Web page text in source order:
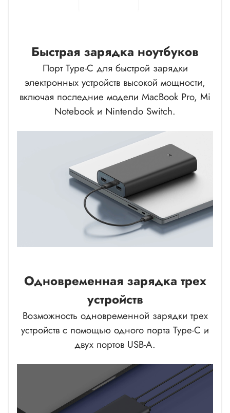
Быстрая зарядка ноутбуков
Порт Type-C для быстрой зарядки
электронных устройств высокой мощности,
включая последние модели MacBook Pro, Mi
Notebook и Nintendo Switch.
Одновременная зарядка трех
устройств
Возможность одновременной зарядки трех
устройств с помощью одного порта Type-C и
двух портов USB-A.